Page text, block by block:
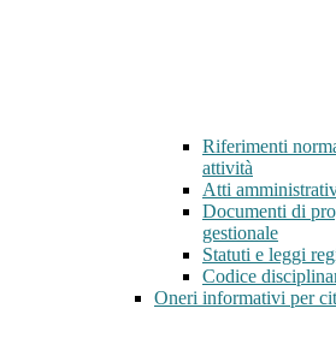
Riferimenti
attività
Atti
Documenti di
gestionale
Statuti e leggi
Codice
Oneri informativi per